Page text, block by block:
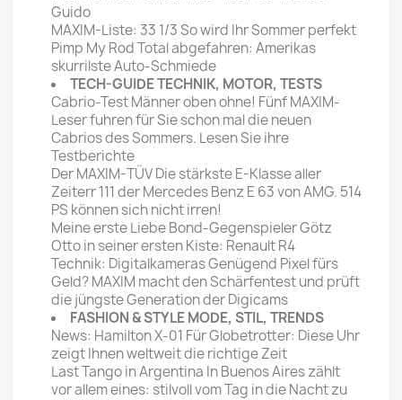
Guido
MAXIM-Liste: 33 1/3 So wird Ihr Sommer perfekt
Pimp My Rod Total abgefahren: Amerikas
skurrilste Auto-Schmiede
TECH-GUIDE TECHNIK, MOTOR, TESTS
Cabrio-Test Männer oben ohne! Fünf MAXIM-
Leser fuhren für Sie schon mal die neuen
Cabrios des Sommers. Lesen Sie ihre
Testberichte
Der MAXIM-TÜV Die stärkste E-Klasse aller
Zeiterr 111 der Mercedes Benz E 63 von AMG. 514
PS können sich nicht irren!
Meine erste Liebe Bond-Gegenspieler Götz
Otto in seiner ersten Kiste: Renault R4
Technik: Digitalkameras Genügend Pixel fürs
Geld? MAXIM macht den Schärfentest und prüft
die jüngste Generation der Digicams
FASHION & STYLE MODE, STIL, TRENDS
News: Hamilton X-01 Für Globetrotter: Diese Uhr
zeigt Ihnen weltweit die richtige Zeit
Last Tango in Argentina In Buenos Aires zählt
vor allem eines: stilvoll vom Tag in die Nacht zu